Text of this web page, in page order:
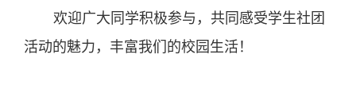
欢迎广大同学积极参与，共同感受学生社团
活动的魅力，丰富我们的校园生活！